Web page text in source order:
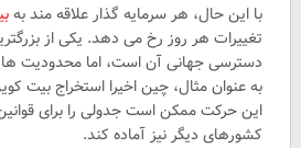
با این حال، هر سرمایه گذار علاقه مند به
تغییرات هر روز رخ می دهد. یکی از
دسترسی جهانی آن است، اما محدودیت
به عنوان مثال، چین اخیرا استخراج بیت
این حرکت ممکن است جدولی را برای
کشورهای دیگر نیز آماده کند.